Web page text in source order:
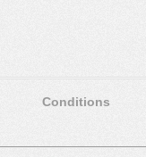
Conditions